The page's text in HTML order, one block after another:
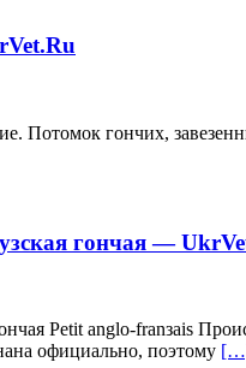
Потомок гончих,
гончая —
Petit anglo-franзais
официально, поэтому